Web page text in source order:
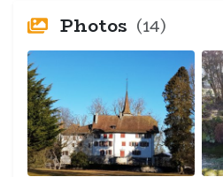
Photos (14)